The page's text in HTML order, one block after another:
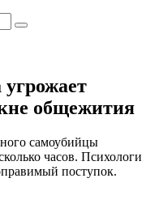
общежития
самоубийцы
часов. Психологи
поступок.